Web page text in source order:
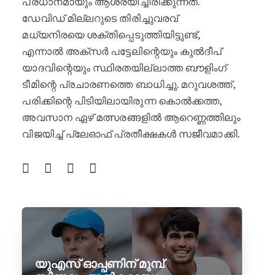
ഡേവിഡ് മില്ലറുടെ തിരിച്ചുവരവ്
മധ്യനിരയെ ശക്തിപ്പെടുത്തിയിട്ടുണ്ട്,
എന്നാൽ അക്‌സർ പട്ടേലിന്റെയും കുൽദീപ്
യാദവിന്റെയും സ്ഥിരതയില്ലാത്ത ബൗളിംഗ്
ടീമിന്റെ പ്രചാരണത്തെ ബാധിച്ചു. മറുവശത്ത്,
പരിക്കിന്റെ പിടിയിലായിരുന്ന കൊൽക്കത്ത,
അവസാന ഏഴ് മത്സരങ്ങളിൽ ആറെണ്ണത്തിലും
വിജയിച്ച് പ്ലേഓഫ് പ്രതീക്ഷകൾ സജീവമാക്കി.
യുഎസ് ഓപ്പണിന് മുമ്പ്